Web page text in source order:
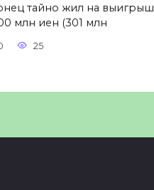
тайно жил на выигрыш
млн иен (301 млн
25